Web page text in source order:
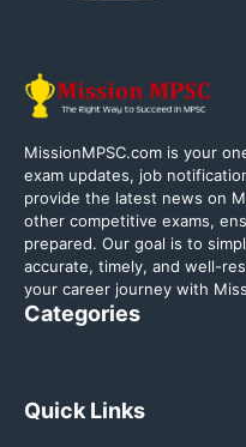
MissionMPSC.com is your
exam updates, job
provide the latest news on
other competitive exams,
prepared. Our goal is to
accurate, timely, and well-
your career journey with
Categories
Quick Links